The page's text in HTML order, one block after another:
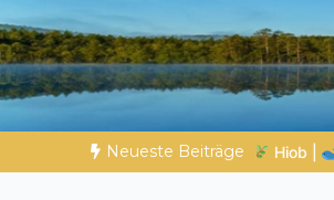
Biblische Einsichten für
Neueste Beiträge
zeigt Hiob Leviathan SPUREN DER